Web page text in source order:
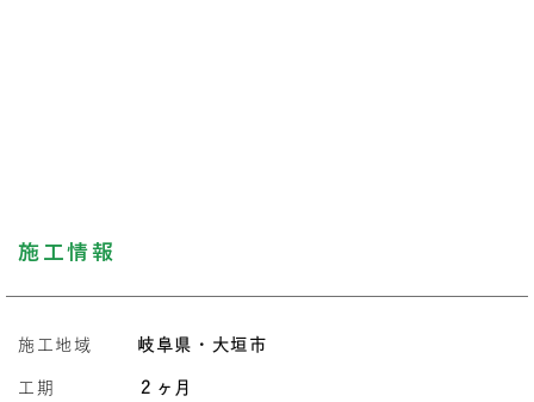
施工情報
施工地域 岐阜県・大垣市
工期 ２ヶ月